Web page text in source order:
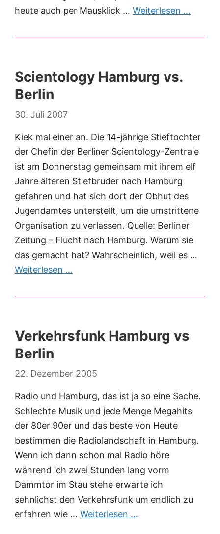
heute auch per Mausklick … Weiterlesen …
Scientology Hamburg vs.
Berlin
30. Juli 2007
Kiek mal einer an. Die 14-jährige Stieftochter
der Chefin der Berliner Scientology-Zentrale
ist am Donnerstag gemeinsam mit ihrem elf
Jahre älteren Stiefbruder nach Hamburg
gefahren und hat sich dort der Obhut des
Jugendamtes unterstellt, um die umstrittene
Organisation zu verlassen. Quelle: Berliner
Zeitung – Flucht nach Hamburg. Warum sie
das gemacht hat? Wahrscheinlich, weil es …
Weiterlesen …
Verkehrsfunk Hamburg vs
Berlin
22. Dezember 2005
Radio und Hamburg, das ist ja so eine Sache.
Schlechte Musik und jede Menge Megahits
der 80er 90er und das beste von Heute
bestimmen die Radiolandschaft in Hamburg.
Wenn ich dann schon mal Radio höre
während ich zwei Stunden lang vorm
Dammtor im Stau stehe erwarte ich
sehnlichst den Verkehrsfunk um endlich zu
erfahren wie … Weiterlesen …